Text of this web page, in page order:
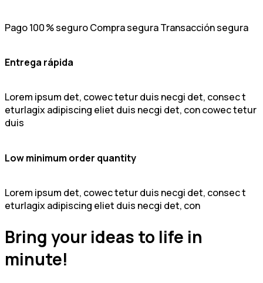
Pago 100 % seguro Compra segura Transacción segura
Entrega rápida
Lorem ipsum det, cowec tetur duis necgi det, consec t
eturlagix adipiscing eliet duis necgi det, con cowec tetur
duis
Low minimum order quantity
Lorem ipsum det, cowec tetur duis necgi det, consec t
eturlagix adipiscing eliet duis necgi det, con
Bring your ideas to life in
minute!